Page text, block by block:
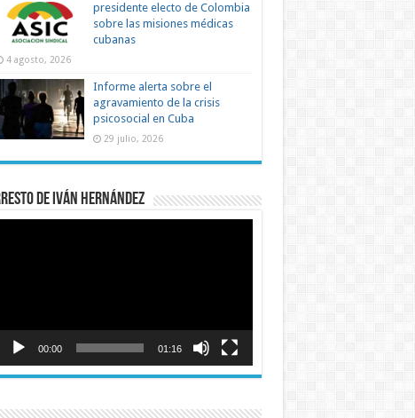
presidente electo de Colombia
sobre las misiones médicas
cubanas
4 agosto, 2026
Informe alerta sobre el
agravamiento de la crisis
psicosocial en Cuba
29 julio, 2026
de Iván Hernández
00:00 01:16